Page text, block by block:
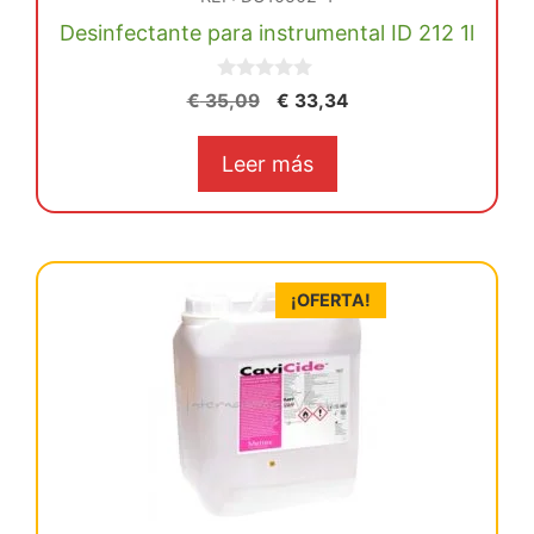
Desinfectante para instrumental ID 212 1l
0
d
€35,09
El
original
€ 35,09.
€ 33,34El
€ 33,34.
Leer más
¡OFERTA!